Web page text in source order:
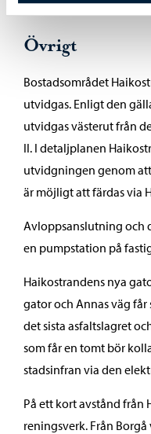
Övrigt
Bostadsområdet
utvidgas. Enligt den
utvidgas västerut från
II. I detaljplanen
utvidgningen genom
är möjligt att färdas via
Avloppsanslutning och
en pumpstation på
Haikostrandens nya
gator och Annas väg
det sista asfaltslagret
som får en tomt bör
stadsinfran via den
På ett kort avstånd från
reningsverk. Från